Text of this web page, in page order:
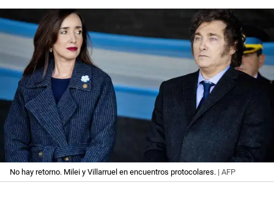
No hay retorno. Milei y Villarruel en encuentros protocolares. | AFP